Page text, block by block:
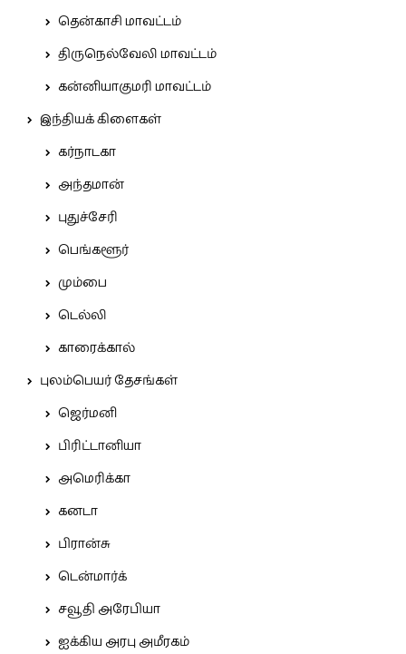
தென்காசி மாவட்டம்
திருநெல்வேலி மாவட்டம்
கன்னியாகுமரி மாவட்டம்
இந்தியக் கிளைகள்
கர்நாடகா
அந்தமான்
புதுச்சேரி
பெங்களூர்
மும்பை
டெல்லி
காரைக்கால்
புலம்பெயர் தேசங்கள்
ஜெர்மனி
பிரிட்டானியா
அமெரிக்கா
கனடா
பிரான்சு
டென்மார்க்
சவூதி அரேபியா
ஐக்கிய அரபு அமீரகம்